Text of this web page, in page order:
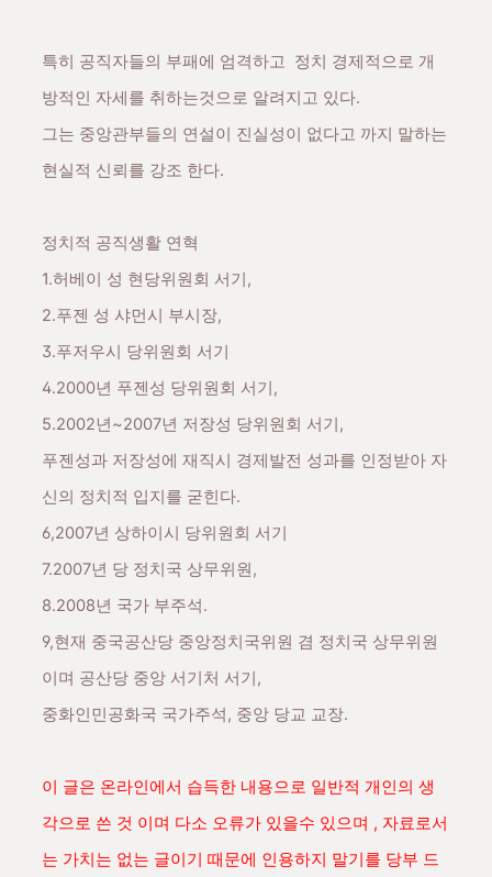
특히 공직자들의 부패에 엄격하고 정치 경제적으로 개
방적인 자세를 취하는것으로 알려지고 있다.
그는 중앙관부들의 연설이 진실성이 없다고 까지 말하는
현실적 신뢰를 강조 한다.
정치적 공직생활 연혁
1.허베이 성 현당위원회 서기,
2.푸젠 성 샤먼시 부시장,
3.푸저우시 당위원회 서기
4.2000년 푸젠성 당위원회 서기,
5.2002년~2007년 저장성 당위원회 서기,
푸젠성과 저장성에 재직시 경제발전 성과를 인정받아 자
신의 정치적 입지를 굳힌다.
6,2007년 상하이시 당위원회 서기
7.2007년 당 정치국 상무위원,
8.2008년 국가 부주석.
9,현재 중국공산당 중앙정치국위원 겸 정치국 상무위원
이며 공산당 중앙 서기처 서기,
중화인민공화국 국가주석, 중앙 당교 교장.
이 글은 온라인에서 습득한 내용으로 일반적 개인의 생
각으로 쓴 것 이며 다소 오류가 있을수 있으며 , 자료로서
는 가치는 없는 글이기 때문에 인용하지 말기를 당부 드